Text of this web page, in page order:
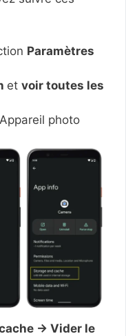
Paramètres
et voir toutes les
photo
→ Vider le